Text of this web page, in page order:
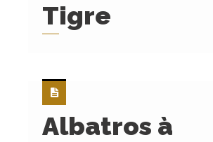
Tigre
Albatros à